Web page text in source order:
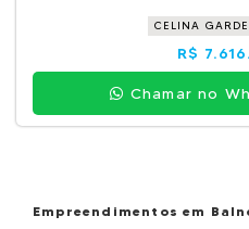
CELINA
R$
Chamar no
Empreendimentos em